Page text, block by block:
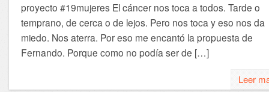
proyecto #19mujeres El cáncer nos toca a todos. Tarde o
temprano, de cerca o de lejos. Pero nos toca y eso nos da
miedo. Nos aterra. Por eso me encantó la propuesta de
Fernando. Porque como no podía ser de […]
Leer